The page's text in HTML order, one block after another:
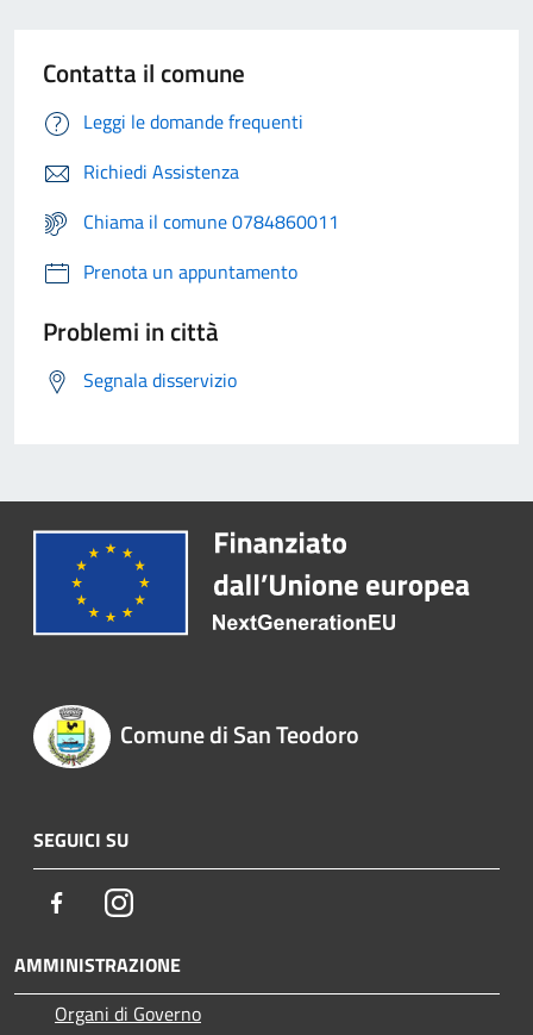
Contatta il comune
Leggi le domande frequenti
Richiedi Assistenza
Chiama il comune 0784860011
Prenota un appuntamento
Problemi in città
Segnala disservizio
Comune di San Teodoro
SEGUICI SU
FacebookInstagram
AMMINISTRAZIONE
Organi di Governo